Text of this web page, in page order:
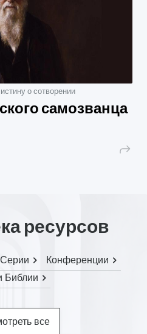
о сотворении
самозванца
ресурсов
Серии
Конференции
Библии
все